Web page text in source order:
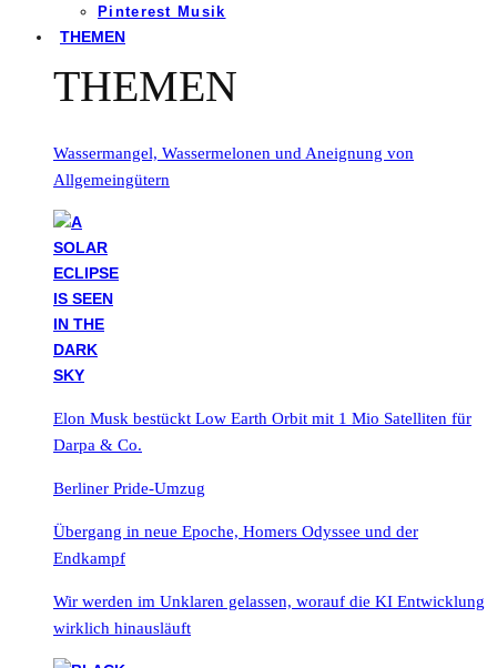
Pinterest Musik
THEMEN
THEMEN
Wassermangel, Wassermelonen und Aneignung von
Allgemeingütern
Elon Musk bestückt Low Earth Orbit mit 1 Mio Satelliten für
Darpa & Co.
Berliner Pride-Umzug
Übergang in neue Epoche, Homers Odyssee und der
Endkampf
Wir werden im Unklaren gelassen, worauf die KI Entwicklung
wirklich hinausläuft